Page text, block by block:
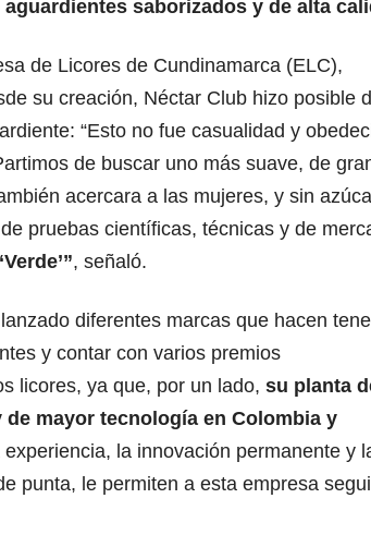
saborizados y de alta
de Licores de Cundinamarca (ELC),
su creación, Néctar Club hizo posible
“Esto no fue casualidad y
de buscar uno más suave, de
acercara a las mujeres, y sin
pruebas científicas, técnicas y de
, señaló.
diferentes marcas que hacen
y contar con varios premios
licores, ya que, por un lado, su planta
mayor tecnología en Colombia y
la innovación permanente y
punta, le permiten a esta empresa